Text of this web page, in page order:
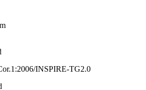
INSPIRE-TG2.0